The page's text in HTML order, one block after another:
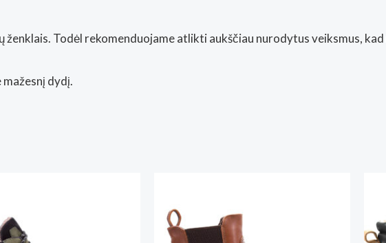
Todėl rekomenduojame atlikti aukščiau nurodytus veiksmus,
dydį.